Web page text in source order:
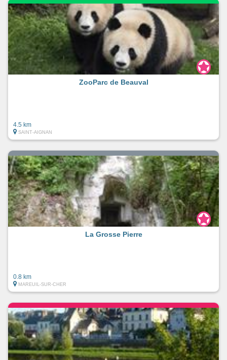
ZooParc de Beauval
4.5 km
SAINT-AIGNAN
La Grosse Pierre
0.8 km
MAREUIL-SUR-CHER